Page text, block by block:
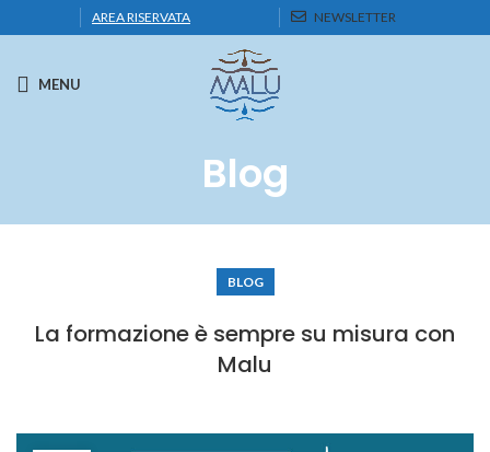
AREA RISERVATA NEWSLETTER
MENU
Blog
BLOG
La formazione è sempre su misura con
Malu